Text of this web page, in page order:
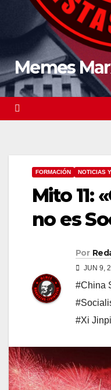
Memes
FORMACIÓN NOTICIAS
Mito 11:
no es
Por
JUN 9,
#China
#Xi